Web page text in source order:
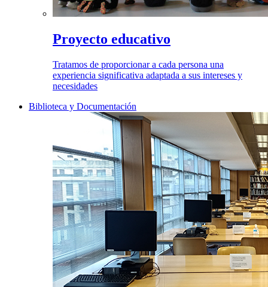
Proyecto educativo
Tratamos de proporcionar a cada persona una
experiencia significativa adaptada a sus intereses y
necesidades
Biblioteca y Documentación